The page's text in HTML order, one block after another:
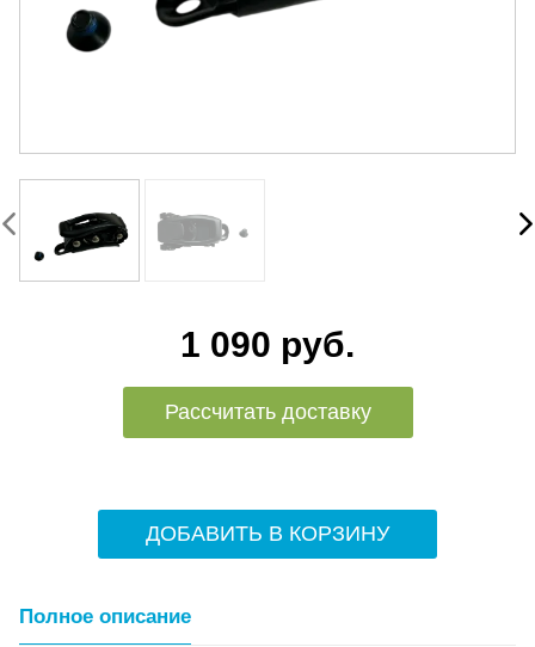
1 090 руб.
Рассчитать доставку
ДОБАВИТЬ В КОРЗИНУ
Полное описание